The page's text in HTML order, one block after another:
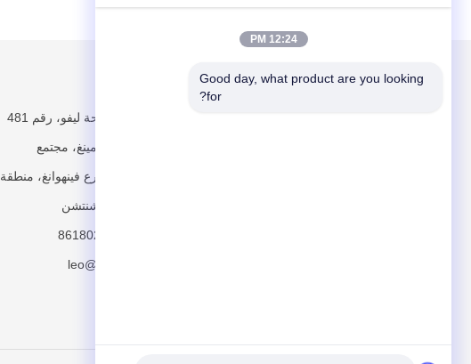
1B601، ساحة ليفو، رقم 481
شارع قوانغ مينغ، مجتمع
دونغكنغ، شارع فينهوانغ، منطقة
قوانغ مينغ، شنتشن
leo@dsycn.com
البريد بنا
12:24 PM
Good day, what product are you looking
for?